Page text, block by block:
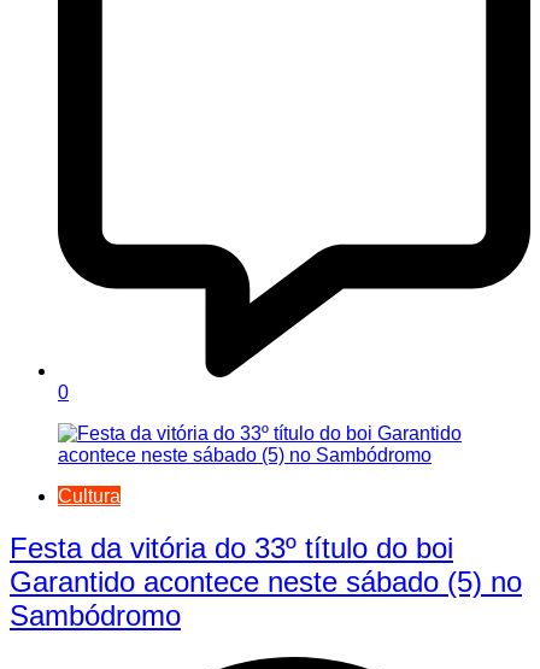
0
Cultura
Festa da vitória do 33º título do boi
Garantido acontece neste sábado (5) no
Sambódromo